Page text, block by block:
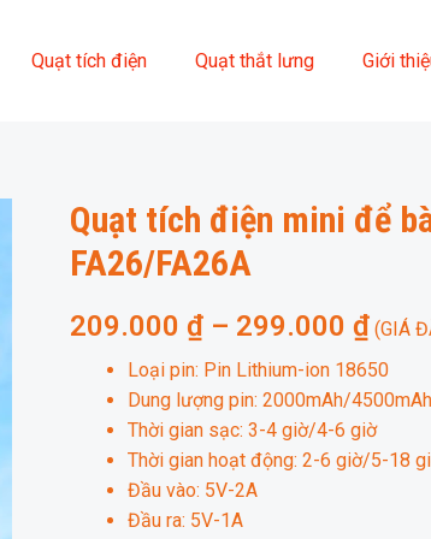
Quạt tích điện Quạt thắt lưng Giới
Quạt tích điện mini để
FA26/FA26A
209.000 ₫ – 299.000 ₫ (GIÁ
Loại pin: Pin Lithium-ion 18650
Dung lượng pin: 2000mAh/4500mAh
Thời gian sạc: 3-4 giờ/4-6 giờ
Thời gian hoạt động: 2-6 giờ/5-18
Đầu vào: 5V-2A
Đầu ra: 5V-1A